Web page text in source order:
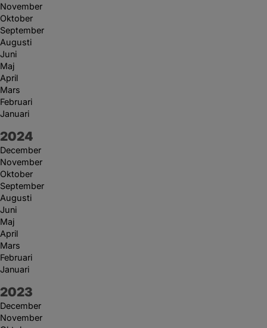
November
Oktober
September
Augusti
Juni
Maj
April
Mars
Februari
Januari
År:
2024
December
November
Oktober
September
Augusti
Juni
Maj
April
Mars
Februari
Januari
År:
2023
December
November